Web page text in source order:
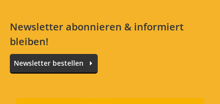
Newsletter abonnieren & informiert
bleiben!
Newsletter bestellen